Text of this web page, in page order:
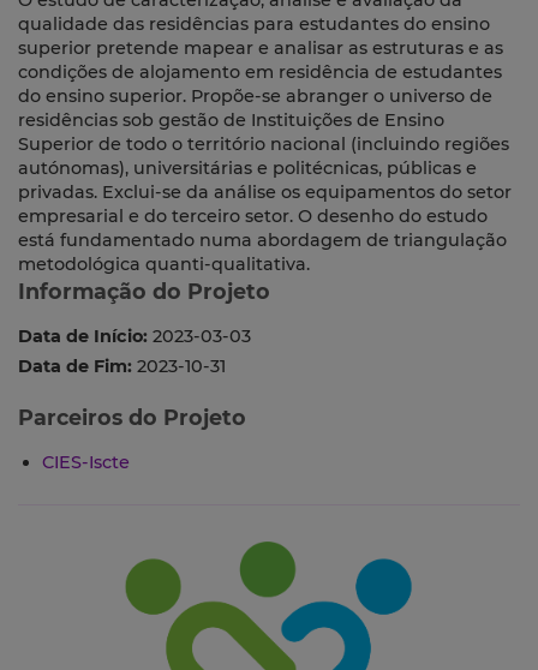
qualidade das residências para estudantes do ensino
superior pretende mapear e analisar as estruturas e as
condições de alojamento em residência de estudantes
do ensino superior. Propõe-se abranger o universo de
residências sob gestão de Instituições de Ensino
Superior de todo o território nacional (incluindo regiões
autónomas), universitárias e politécnicas, públicas e
privadas. Exclui-se da análise os equipamentos do setor
empresarial e do terceiro setor. O desenho do estudo
está fundamentado numa abordagem de triangulação
metodológica quanti-qualitativa.
Informação do Projeto
Data de Início: 2023-03-03
Data de Fim: 2023-10-31
Parceiros do Projeto
CIES-Iscte